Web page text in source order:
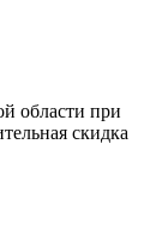
области при
скидка